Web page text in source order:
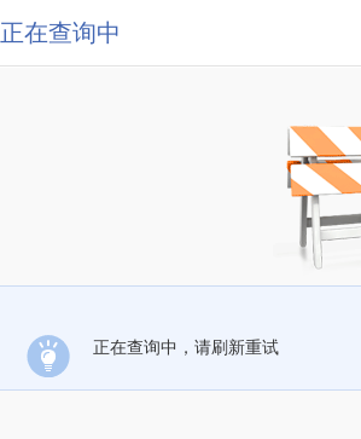
正在查询中
正在查询中，请刷新重试